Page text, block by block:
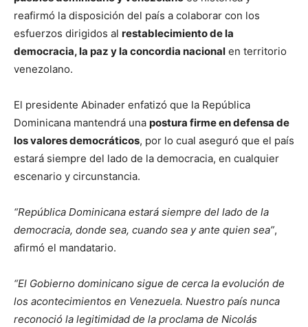
reafirmó la disposición del país a colaborar con los
esfuerzos dirigidos al restablecimiento de la
democracia, la paz y la concordia nacional en territorio
venezolano.
El presidente Abinader enfatizó que la República
Dominicana mantendrá una postura firme en defensa de
los valores democráticos, por lo cual aseguró que el país
estará siempre del lado de la democracia, en cualquier
escenario y circunstancia.
“República Dominicana estará siempre del lado de la
democracia, donde sea, cuando sea y ante quien sea”,
afirmó el mandatario.
“El Gobierno dominicano sigue de cerca la evolución de
los acontecimientos en Venezuela. Nuestro país nunca
reconoció la legitimidad de la proclama de Nicolás